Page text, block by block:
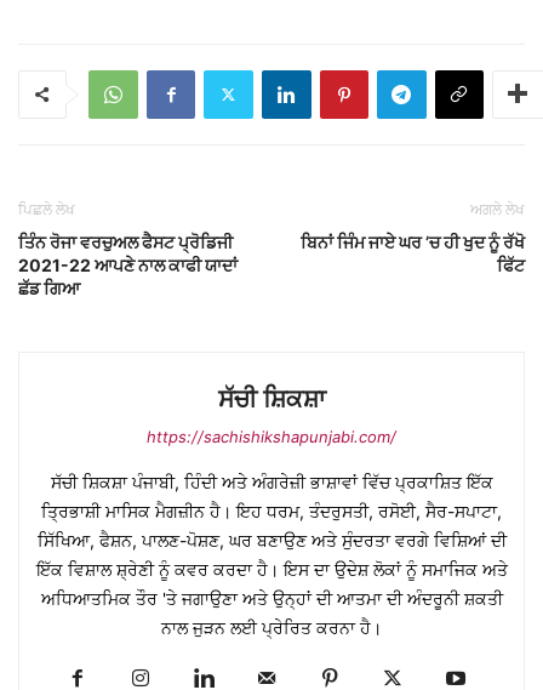
ਪਿਛਲੇ ਲੇਖ
ਤਿੰਨ ਰੋਜਾ ਵਰਚੁਅਲ ਫੈਸਟ ਪ੍ਰੋਡਿਜੀ
2021-22 ਆਪਣੇ ਨਾਲ ਕਾਫੀ ਯਾਦਾਂ
ਛੱਡ ਗਿਆ
ਅਗਲੇ ਲੇਖ
ਬਿਨਾਂ ਜਿੰਮ ਜਾਏ ਘਰ ’ਚ ਹੀ ਖੁਦ ਨੂੰ ਰੱਖੋ
ਫਿੱਟ
ਸੱਚੀ ਸ਼ਿਕਸ਼ਾ
https://sachishikshapunjabi.com/
ਸੱਚੀ ਸ਼ਿਕਸ਼ਾ ਪੰਜਾਬੀ, ਹਿੰਦੀ ਅਤੇ ਅੰਗਰੇਜ਼ੀ ਭਾਸ਼ਾਵਾਂ ਵਿੱਚ ਪ੍ਰਕਾਸ਼ਿਤ ਇੱਕ
ਤ੍ਰਿਭਾਸ਼ੀ ਮਾਸਿਕ ਮੈਗਜ਼ੀਨ ਹੈ। ਇਹ ਧਰਮ, ਤੰਦਰੁਸਤੀ, ਰਸੋਈ, ਸੈਰ-ਸਪਾਟਾ,
ਸਿੱਖਿਆ, ਫੈਸ਼ਨ, ਪਾਲਣ-ਪੋਸ਼ਣ, ਘਰ ਬਣਾਉਣ ਅਤੇ ਸੁੰਦਰਤਾ ਵਰਗੇ ਵਿਸ਼ਿਆਂ ਦੀ
ਇੱਕ ਵਿਸ਼ਾਲ ਸ਼੍ਰੇਣੀ ਨੂੰ ਕਵਰ ਕਰਦਾ ਹੈ। ਇਸ ਦਾ ਉਦੇਸ਼ ਲੋਕਾਂ ਨੂੰ ਸਮਾਜਿਕ ਅਤੇ
ਅਧਿਆਤਮਿਕ ਤੌਰ 'ਤੇ ਜਗਾਉਣਾ ਅਤੇ ਉਨ੍ਹਾਂ ਦੀ ਆਤਮਾ ਦੀ ਅੰਦਰੂਨੀ ਸ਼ਕਤੀ
ਨਾਲ ਜੁੜਨ ਲਈ ਪ੍ਰੇਰਿਤ ਕਰਨਾ ਹੈ।